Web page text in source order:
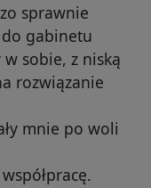
sprawnie
do gabinetu
w sobie, z niską
rozwiązanie
mnie po woli